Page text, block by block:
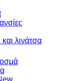
λινάτσα